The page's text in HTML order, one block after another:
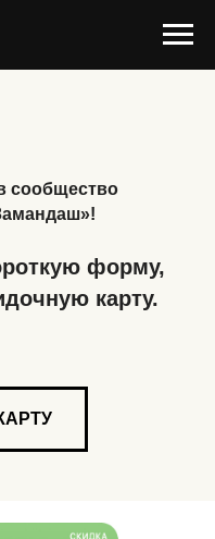
сообщество
форму,
карту.